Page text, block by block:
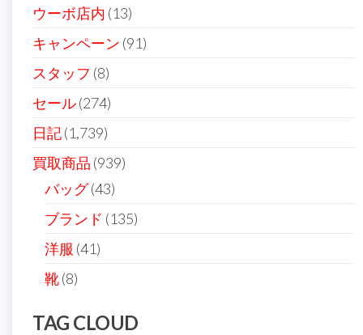
ー
ジ
送
り
ウーボ店内 (13)
キャンペーン (91)
スタッフ (8)
セール(274)
日記(1,739)
買取商品 (939)
バッグ(43)
ブランド (135)
洋服 (41)
靴(8)
TAG CLOUD